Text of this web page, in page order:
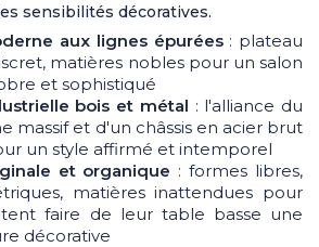
sensibilités décoratives.
aux lignes épurées: plateau
matières nobles pour un salon
et sophistiqué
bois et métal : l'alliance du
massif et d'un châssis en acier brut
un style affirmé et intemporel
et organique : formes libres,
matières inattendues pour
faire de leur table basse une
décorative